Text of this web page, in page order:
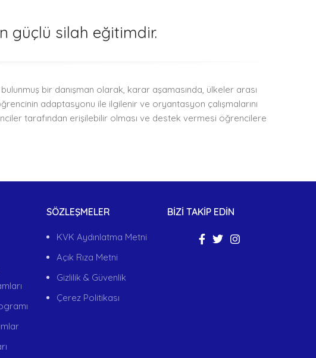
güçlü silah eğitimdir.
bir danışman olarak, karar aşamasında, ülkeler arası
adaptasyonu ile ilgilenir ve oryantasyon çalışmalarını
tarafından erişilebilir olması ve destek vermesi öğrencilere
SÖZLEŞMELER
KVK Aydınlatma Metni
Açık Rıza Metni
Gizlilik & Güvenlik
Çerez Politikası
BİZİ TAKİP EDİN